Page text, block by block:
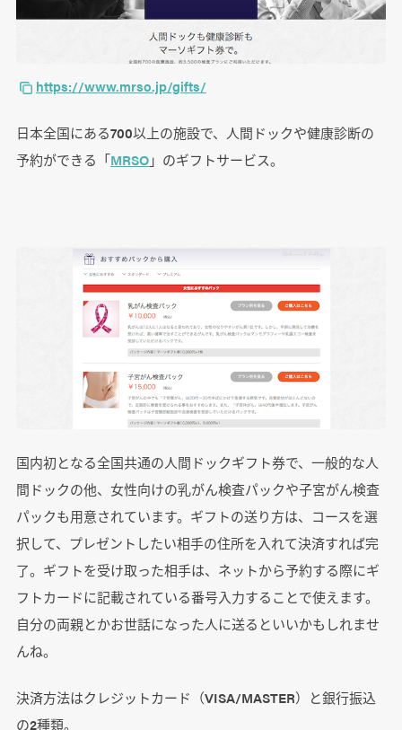
https://www.mrso.jp/gifts/
日本全国にある700以上の施設で、人間ドックや健康診断の
予約ができる「MRSO」のギフトサービス。
国内初となる全国共通の人間ドックギフト券で、一般的な人
間ドックの他、女性向けの乳がん検査パックや子宮がん検査
パックも用意されています。ギフトの送り方は、コースを選
択して、プレゼントしたい相手の住所を入れて決済すれば完
了。ギフトを受け取った相手は、ネットから予約する際にギ
フトカードに記載されている番号入力することで使えます。
自分の両親とかお世話になった人に送るといいかもしれませ
んね。
決済方法はクレジットカード（VISA/MASTER）と銀行振込
の2種類。